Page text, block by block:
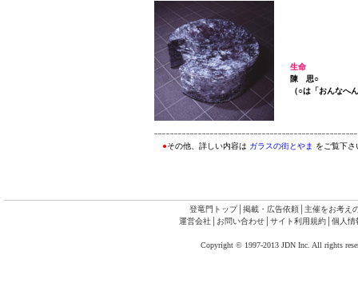
生命
陳 思○
（○は「おんなへ
●その他、詳しい内容は ガラスの街とやま をご覧下さ
登竜門トップ│ 掲載・広告依頼
主催をお考え
運営会社│ お問い合わせ│ サイト利用規約│ 個人情
Copyright © 1997-2013 JDN Inc. All rights